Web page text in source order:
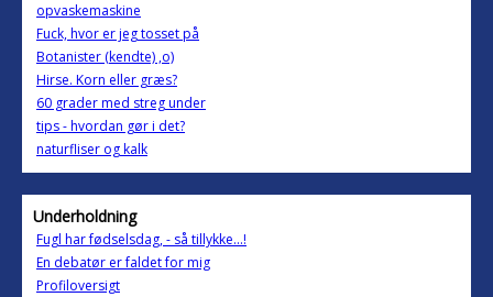
opvaskemaskine
Fuck, hvor er jeg tosset på
Botanister (kendte) ,o)
Hirse. Korn eller græs?
60 grader med streg under
tips - hvordan gør i det?
naturfliser og kalk
Underholdning
Fugl har fødselsdag, - så tillykke...!
En debatør er faldet for mig
Profiloversigt